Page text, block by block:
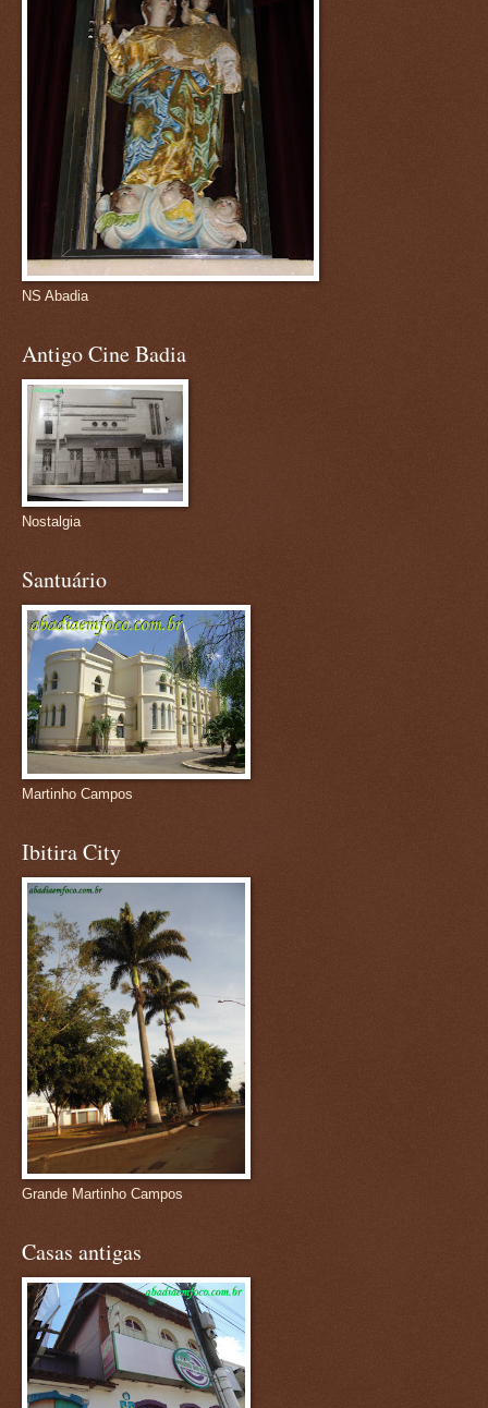
NS Abadia
Antigo Cine Badia
Nostalgia
Santuário
Martinho Campos
Ibitira City
Grande Martinho Campos
Casas antigas